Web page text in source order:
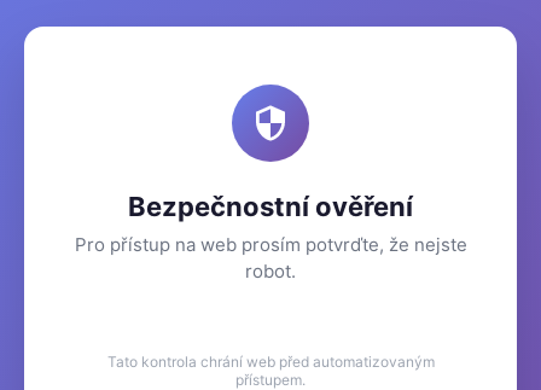
Bezpečnostní ověření
Pro přístup na web prosím potvrďte, že nejste
robot.
Tato kontrola chrání web před automatizovaným
přístupem.